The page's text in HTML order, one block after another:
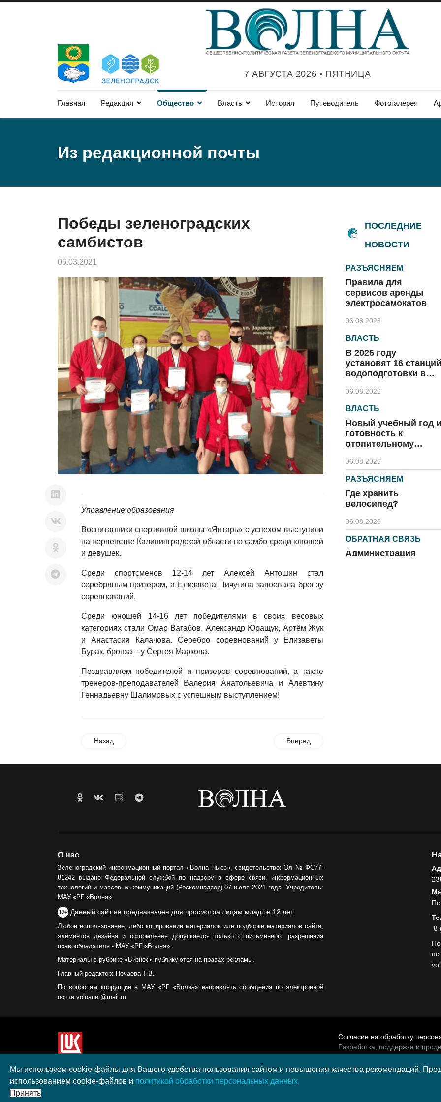
7 АВГУСТА 2026 • ПЯТНИЦА
Главная Редакция Общество Власть История Путеводитель Фотогалерея
Из редакционной почты
Победы зеленоградских
самбистов
06.03.2021
Управление образования
Воспитанники спортивной школы «Янтарь» с успехом выступили
на первенстве Калининградской области по самбо среди юношей
и девушек.
Среди спортсменов 12-14 лет Алексей Антошин стал
серебряным призером, а Елизавета Пичугина завоевала бронзу
соревнований.
Среди юношей 14-16 лет победителями в своих весовых
категориях стали Омар Вагабов, Александр Юращук, Артём Жук
и Анастасия Калачова. Серебро соревнований у Елизаветы
Бурак, бронза – у Сергея Маркова.
Поздравляем победителей и призеров соревнований, а также
тренеров-преподавателей Валерия Анатольевича и Алевтину
Геннадьевну Шалимовых с успешным выступлением!
Назад Вперед
ПОСЛЕДНИЕ
НОВОСТИ
РАЗЪЯСНЯЕМ
Правила для
сервисов аренды
электросамокатов
06.08.2026
ВЛАСТЬ
В 2026 году
установят 16 станций
водоподготовки в
06.08.2026
ВЛАСТЬ
Новый учебный год и
готовность к
отопительному
06.08.2026
РАЗЪЯСНЯЕМ
Где хранить
велосипед?
06.08.2026
ОБРАТНАЯ СВЯЗЬ
Администрация
О нас
Зеленоградский информационный портал «Волна Ньюз», свидетельство: Эл № ФС77-
81242 выдано Федеральной службой по надзору в сфере связи, информационных
технологий и массовых коммуникаций (Роскомнадзор) 07 июля 2021 года. Учредитель:
МАУ «РГ «Волна».
12+ Данный сайт не предназначен для просмотра лицам младше 12 лет.
Любое использование, либо копирование материалов или подборки материалов сайта,
элементов дизайна и оформления допускается только с письменного разрешения
правообладателя - МАУ «РГ «Волна».
Материалы в рубрике «Бизнес» публикуются на правах рекламы.
Главный редактор: Нечаева Т.В.
По вопросам коррупции в МАУ «РГ «Волна» направлять сообщения по электронной
почте volnanet@mail.ru
8
Сайт создан при поддержке ООО "ЛУКОЙЛ-КМН" на средства гранта,
полученного в рамках XIII Конкурса социальных и культурных проектов ПАО
Согласие на обработку
Разработка, поддержка и
Мы используем cookie-файлы для Вашего удобства пользования сайтом и повышения качества рекомендаций.
использованием cookie-файлов и политикой обработки персональных данных.
Принять